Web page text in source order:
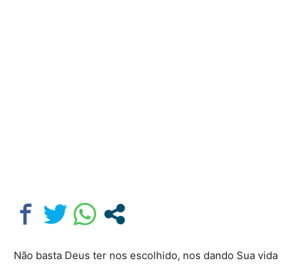
Não basta Deus ter nos escolhido, nos dando Sua vida